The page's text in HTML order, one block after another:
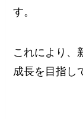
す。
これにより、
成長を目指し